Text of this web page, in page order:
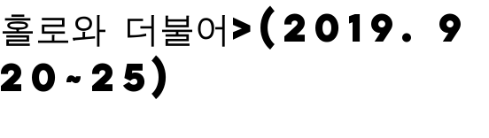
홀로와 더불어>(2019. 9
20~25)